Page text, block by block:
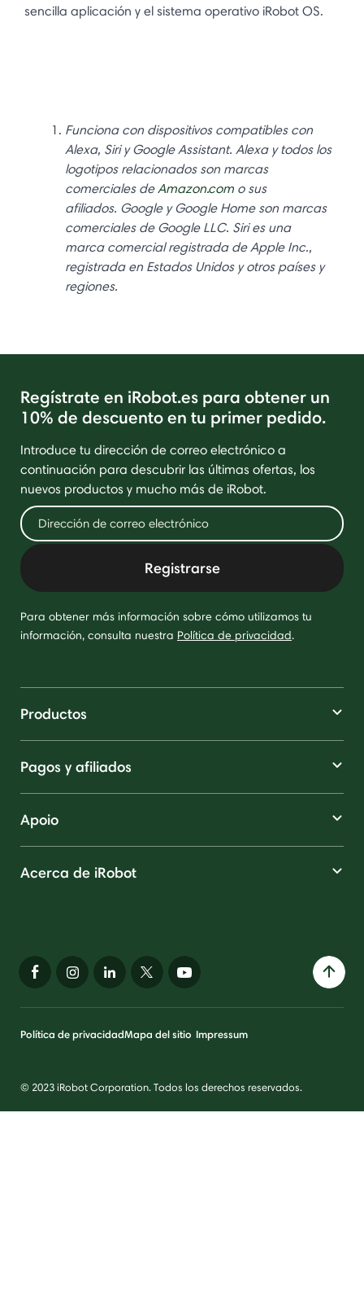
sencilla aplicación y el sistema operativo iRobot OS.
Funciona con dispositivos compatibles con
Alexa, Siri y Google Assistant. Alexa y todos los
logotipos relacionados son marcas
comerciales de Amazon.com o sus
afiliados. Google y Google Home son marcas
comerciales de Google LLC. Siri es una
marca comercial registrada de Apple Inc.,
registrada en Estados Unidos y otros países y
regiones.
Regístrate en iRobot.es para obtener un
10% de descuento en tu primer pedido.
Introduce tu dirección de correo electrónico a
continuación para descubrir las últimas ofertas, los
nuevos productos y mucho más de iRobot.
Registrarse
Para obtener más información sobre cómo utilizamos tu
información, consulta nuestra Política de privacidad.
Productos
Pagos y afiliados
Apoio
Acerca de iRobot
Política de privacidadMapa del sitio Impressum
© 2023 iRobot Corporation. Todos los derechos reservados.